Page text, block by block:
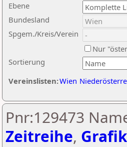
Ebene
Sortierung
Bundesland
Spgem./Kreis/Verein
Nur
Vereinslisten:Wien
Pnr:129473
Zeitreihe,